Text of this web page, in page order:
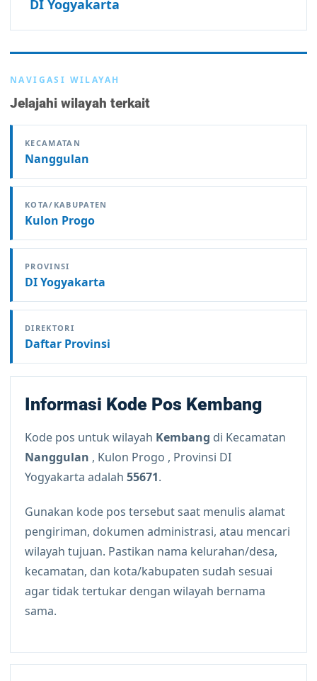
DI Yogyakarta
NAVIGASI WILAYAH
Jelajahi wilayah terkait
KECAMATAN
Nanggulan
KOTA/KABUPATEN
Kulon Progo
PROVINSI
DI Yogyakarta
DIREKTORI
Daftar Provinsi
Informasi Kode Pos Kembang
Kode pos untuk wilayah Kembang di Kecamatan
Nanggulan , Kulon Progo , Provinsi DI
Yogyakarta adalah 55671.
Gunakan kode pos tersebut saat menulis alamat
pengiriman, dokumen administrasi, atau mencari
wilayah tujuan. Pastikan nama kelurahan/desa,
kecamatan, dan kota/kabupaten sudah sesuai
agar tidak tertukar dengan wilayah bernama
sama.